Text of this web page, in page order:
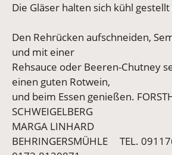
Die Gläser halten sich kühl
Den Rehrücken aufschneiden,
und mit einer
Rehsauce oder Beeren-Chutney
einen guten Rotwein,
und beim Essen genießen.
SCHWEIGELBERG
MARGA LINHARD
BEHRINGERSMÜHLE TEL.